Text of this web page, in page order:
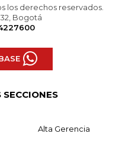
los derechos reservados.
32, Bogotá
Alta Gerencia